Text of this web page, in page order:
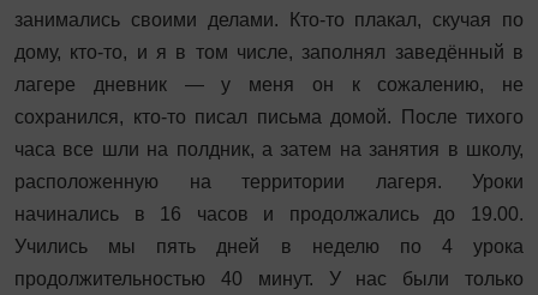
занимались своими делами. Кто‑то плакал, скучая по
дому, кто-то, и я в том числе, заполнял заведённый в
лагере дневник — у меня он к сожалению, не
сохранился, кто-то писал письма домой. После тихого
часа все шли на полдник, а затем на занятия в школу,
расположенную на территории лагеря. Уроки
начинались в 16 часов и продолжались до 19.00.
Учились мы пять дней в неделю по 4 урока
продолжительностью 40 минут. У нас были только